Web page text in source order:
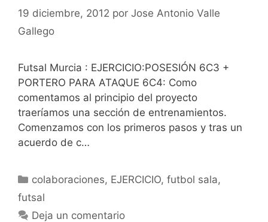
19 diciembre, 2012 por Jose Antonio Valle
Gallego
Futsal Murcia : EJERCICIO:POSESIÓN 6C3 +
PORTERO PARA ATAQUE 6C4: Como
comentamos al principio del proyecto
traeríamos una sección de entrenamientos.
Comenzamos con los primeros pasos y tras un
acuerdo de c…
Categorías
colaboraciones, EJERCICIO,futbol sala,
futsal
Deja un comentario